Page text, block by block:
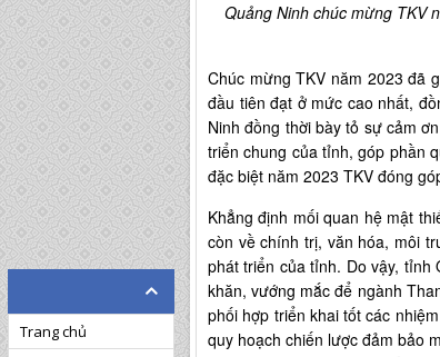
Quảng Ninh chúc mừng TKV
Chúc mừng TKV năm 2023 đã
đầu tiên đạt ở mức cao nhất,
Ninh đồng thời bày tỏ sự cảm
triển chung của tỉnh, góp phần
đặc biệt năm 2023 TKV đóng
Khẳng định mối quan hệ mật
còn về chính trị, văn hóa, môi
phát triển của tỉnh. Do vậy, tỉnh
khăn, vướng mắc để ngành
phối hợp triển khai tốt các
quy hoạch chiến lược đảm bảo
Trang chủ